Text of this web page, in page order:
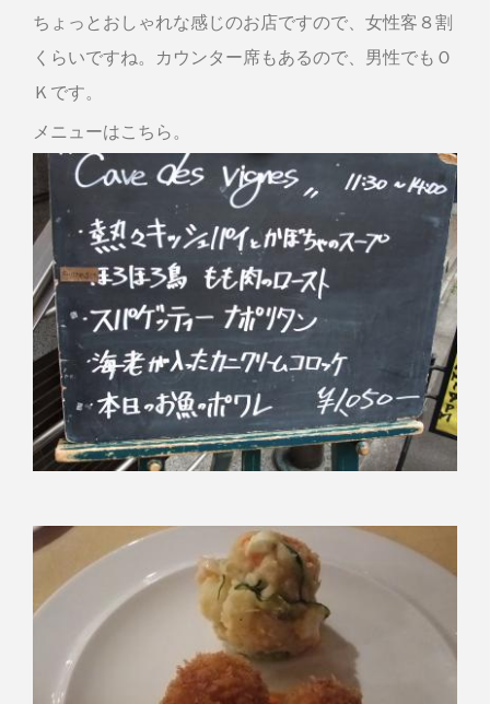
ちょっとおしゃれな感じのお店ですので、女性客８割
くらいですね。カウンター席もあるので、男性でもＯ
Ｋです。
メニューはこちら。